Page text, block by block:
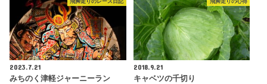
飛脚走りのレース日記
2023.7.21
みちのく津軽ジャーニーラン
飛脚走りの心得
2018.9.21
キャベツの千切り